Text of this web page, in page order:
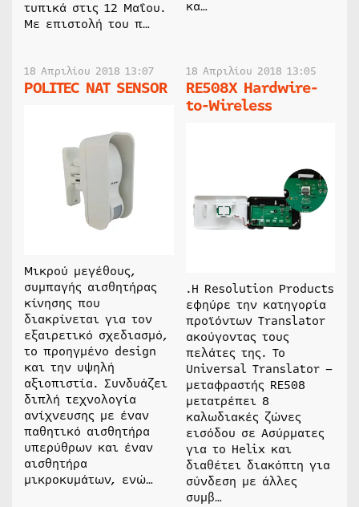
τυπικά στις 12 Μαΐου.
Με επιστολή του π…
κα…
18 Απριλίου 2018 13:07
POLITEC ΝΑΤ SENSOR
Μικρού μεγέθους,
συμπαγής αισθητήρας
κίνησης που
διακρίνεται για τον
εξαιρετικό σχεδιασμό,
το προηγμένο design
και την υψηλή
αξιοπιστία. Συνδυάζει
διπλή τεχνολογία
ανίχνευσης με έναν
παθητικό αισθητήρα
υπερύθρων και έναν
αισθητήρα
μικροκυμάτων, ενώ…
18 Απριλίου 2018 13:05
RE508X Hardwire-
to-Wireless
.H Resolution Products
εφηύρε την κατηγορία
προϊόντων Translator
ακούγοντας τους
πελάτες της. Το
Universal Translator –
μεταφραστής RE508
μετατρέπει 8
καλωδιακές ζώνες
εισόδου σε Ασύρματες
για το Helix και
διαθέτει διακόπτη για
σύνδεση με άλλες
συμβ…